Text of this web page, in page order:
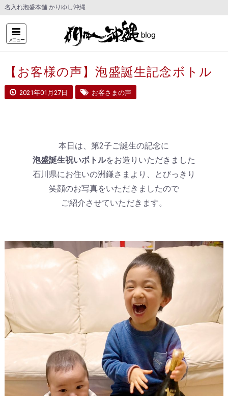
名入れ泡盛本舗 かりゆし沖縄
メニュー
【お客様の声】泡盛誕生記念ボトル
2021年01月27日 お客さまの声
本日は、第2子ご誕生の記念に
泡盛誕生祝いボトルをお造りいただきました
石川県にお住いの洲鎌さまより、とびっきり
笑顔のお写真をいただきましたので
ご紹介させていただきます。